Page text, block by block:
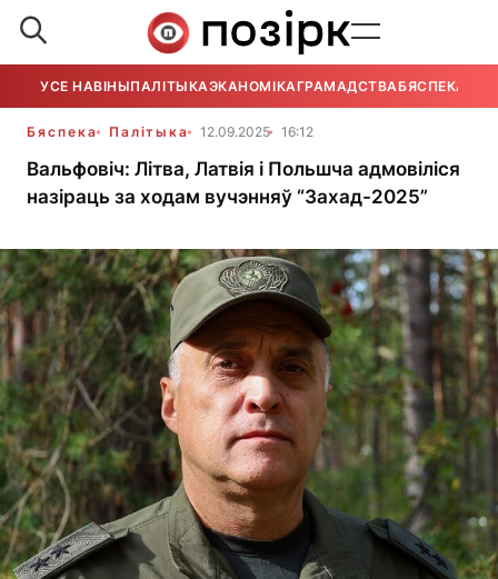
УСЕ НАВІНЫПАЛІТЫКАЭКАНОМІКАГРАМАДСТВАБЯСПЕКА
Бяспека Палітыка 12.09.2025 16:12
Вальфовіч: Літва, Латвія і Польшча адмовіліся
назіраць за ходам вучэнняў “Захад-2025”